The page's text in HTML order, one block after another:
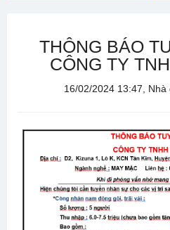
THÔNG BÁO
CÔNG TY
16/02/2024 13:47,